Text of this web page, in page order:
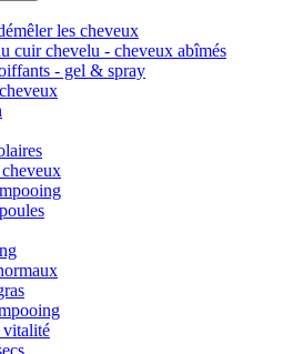
les cheveux
cuir chevelu - cheveux abîmés
- gel & spray
vitalité